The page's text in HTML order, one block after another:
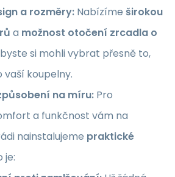
a rozměry: Nabízíme širokou
a možnost otočení zrcadla o
si mohli vybrat přesně to,
vaší koupelny.
na míru: Pro
a funkčnost vám na
nainstalujeme praktické
je: